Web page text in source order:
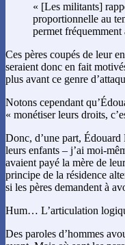
« [Les militants]
proportionnelle au
permet
Ces pères coupés de leur
seraient donc en fait
plus avant ce genre
Notons cependant
« monétiser leurs droits,
Donc, d’une part,
leurs enfants – j’ai moi-
avaient payé la mère de
principe de la résidence
si les pères demandent à
Hum… L’articulation
Des paroles d’hommes